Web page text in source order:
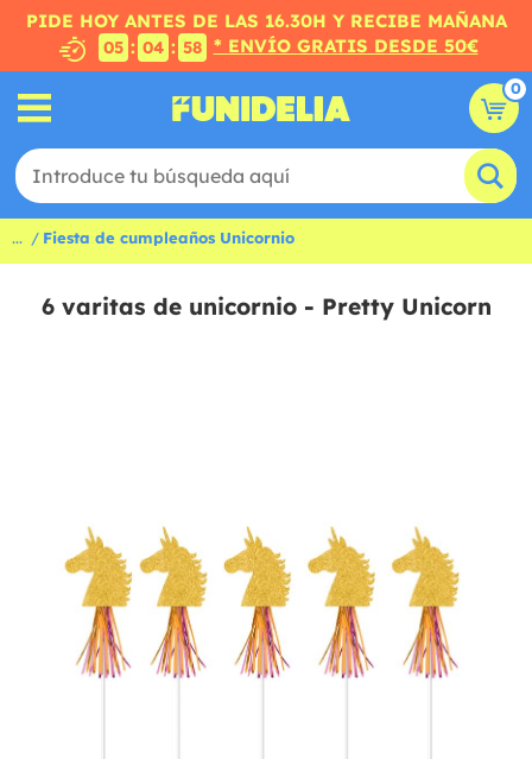
PIDE HOY ANTES DE LAS 16.30H Y RECIBE MAÑANA
05 : 04 : 57 * ENVÍO GRATIS DESDE 50€
0
... Fiesta de cumpleaños Unicornio
6 varitas de unicornio - Pretty Unicorn